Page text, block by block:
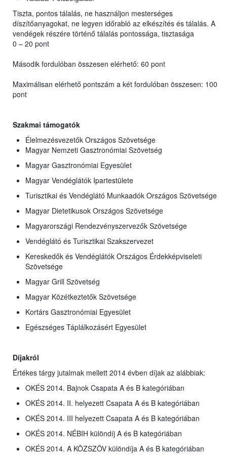
Tiszta, pontos tálalás, ne használjon mesterséges
díszítőanyagokat, ne legyen időrabló az elkészítés és tálalás. A
vendégek részére történő tálalás pontossága, tisztasága
0 – 20 pont
Második fordulóban összesen elérhető: 60 pont
Maximálisan elérhető pontszám a két fordulóban összesen: 100
pont
Szakmai támogatók
Élelmezésvezetők Országos Szövetsége
Magyar Nemzeti Gasztronómiai Szövetség
Magyar Gasztronómiai Egyesület
Magyar Vendéglátók Ipartestülete
Turisztikai és Vendéglátó Munkaadók Országos Szövetsége
Magyar Dietetikusok Országos Szövetsége
Magyarországi Rendezvényszervezők Szövetsége
Vendéglátó és Turisztikai Szakszervezet
Kereskedők és Vendéglátók Országos Érdekképviseleti
Szövetsége
Magyar Grill Szövetség
Magyar Közétkeztetők Szövetsége
Kortárs Gasztronómiai Egyesület
Egészséges Táplálkozásért Egyesület
Díjakról
Értékes tárgy jutalmak mellett 2014 évben díjak az alábbiak:
OKÉS 2014. Bajnok Csapata A és B kategóriában
OKÉS 2014. II. helyezett Csapata A és B kategóriában
OKÉS 2014. III helyezett Csapata A és B kategóriában
OKÉS 2014. NÉBIH különdíj A és B kategóriában
OKÉS 2014. A KÖZSZÖV különdíja A és B kategóriában